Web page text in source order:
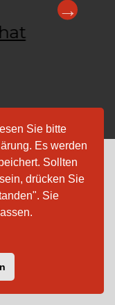
Sie bitte
Es werden
Sollten
drücken Sie
Sie